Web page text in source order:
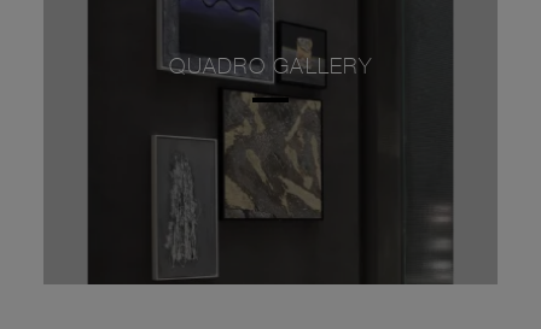
QUADRO GALLERY